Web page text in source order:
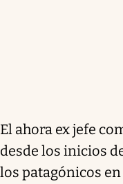
El ahora ex jefe
desde los inicios
los patagónicos en